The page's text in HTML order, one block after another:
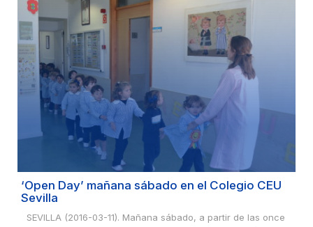
‘Open Day’ mañana sábado en el Colegio CEU
Sevilla
SEVILLA (2016-03-11). Mañana sábado, a partir de las once